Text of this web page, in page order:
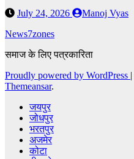
July 24, 2026
Manoj Vyas
News7zones
समाज के लिए पत्रकारिता
Proudly powered by WordPress |
Themeansar.
जयपुर
जोधपुर
भरतपुर
अजमेर
कोटा